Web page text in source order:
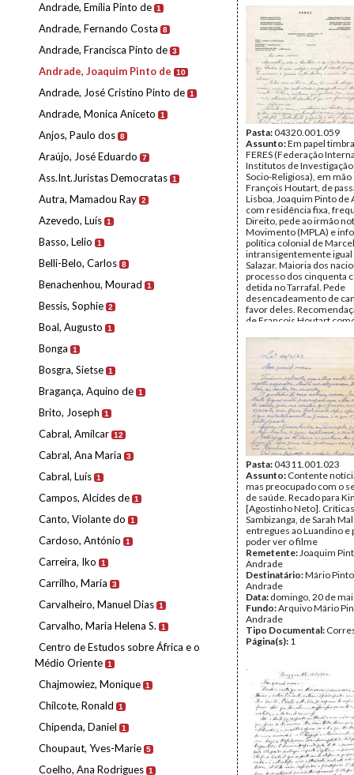
Andrade, Emília Pinto de 1
Andrade, Fernando Costa 8
Andrade, Francisca Pinto de 3
Andrade, Joaquim Pinto de 10
Andrade, José Cristino Pinto de 1
Andrade, Monica Aniceto 1
Anjos, Paulo dos 8
Araújo, José Eduardo 7
Ass.Int.Juristas Democratas 1
Autra, Mamadou Ray 2
Azevedo, Luís 1
Basso, Lelio 1
Belli-Belo, Carlos 8
Benachenhou, Mourad 1
Bessis, Sophie 2
Boal, Augusto 1
Bonga 1
Bosgra, Sietse 1
Bragança, Aquino de 1
Brito, Joseph 1
Cabral, Amílcar 12
Cabral, Ana Maria 3
Cabral, Luís 1
Campos, Alcides de 1
Canto, Violante do 1
Cardoso, António 1
Carreira, Iko 1
Carrilho, Maria 3
Carvalheiro, Manuel Dias 1
Carvalho, Maria Helena S. 1
Centro de Estudos sobre África e o
Médio Oriente 1
Chajmowiez, Monique 1
Chilcote, Ronald 1
Chipenda, Daniel 1
Choupaut, Yves-Marie 5
Coelho, Ana Rodrigues 1
Pasta:04320.001.059
Assunto:Em papel
FERES (Federação
Institutos de Investigação
Socio-Religiosa), em mão
François Houtart, de
Lisboa, Joaquim Pinto de
com residência fixa,
Direito, pede ao irmão
Movimento (MPLA) e
política colonial de
intransigentemente igual
Salazar. Maioria dos
processo dos cinquenta
detida no Tarrafal. Pede
desencadeamento de
favor deles.
de François Houtart
Mário de Andrade: R.
Remetente:Joaquim
Andrade
Destinatário:Mário de
Data:Março de 1969
Fundo:Arquivo Mário
Andrade
Tipo Documental:
Página(s):2
Pasta:04311.001.023
Assunto: Contente
mas preocupado com o
de saúde. Recado para
[Agostinho Neto].
Sambizanga, de Sarah
entregues ao Luandino e
poder ver o filme
Remetente:Joaquim
Andrade
Destinatário:Mário
Andrade
Data: domingo, 20 de
Fundo:Arquivo Mário
Andrade
Tipo Documental:
Página(s): 1